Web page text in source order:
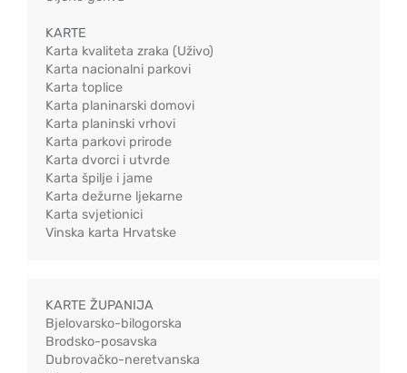
KARTE
Karta kvaliteta zraka (Uživo)
Karta nacionalni parkovi
Karta toplice
Karta planinarski domovi
Karta planinski vrhovi
Karta parkovi prirode
Karta dvorci i utvrde
Karta špilje i jame
Karta dežurne ljekarne
Karta svjetionici
Vinska karta Hrvatske
KARTE ŽUPANIJA
Bjelovarsko-bilogorska
Brodsko-posavska
Dubrovačko-neretvanska